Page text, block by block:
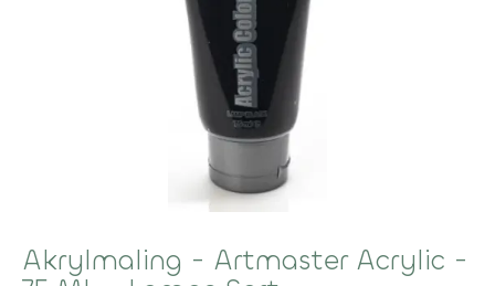
Akrylmaling - Artmaster Acrylic -